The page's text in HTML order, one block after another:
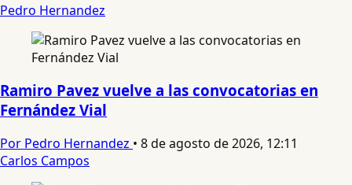
Pedro Hernandez
Ramiro Pavez vuelve a las convocatorias en
Fernández Vial
Por Pedro Hernandez • 8 de agosto de 2026, 12:11
Carlos Campos